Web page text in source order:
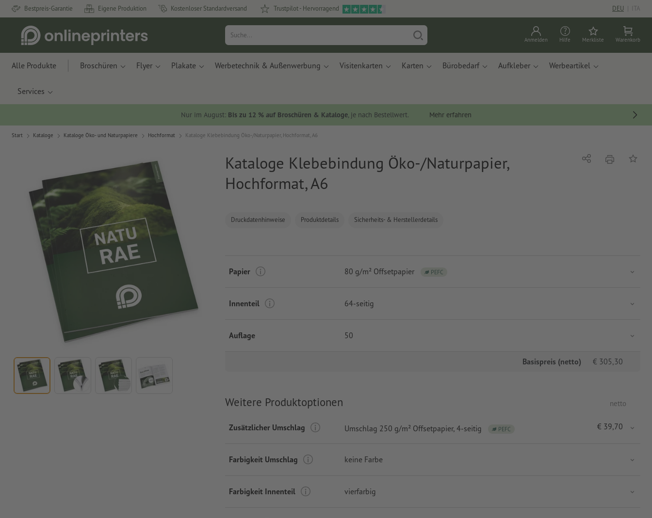
Bestpreis-Garantie Eigene Produktion Kostenloser Standardversand Trustpilot - Hervorragend DEU | ITA
Anmelden Hilfe Merkliste Warenkorb
Alle Produkte Broschüren Flyer Plakate Werbetechnik & Außenwerbung Visitenkarten Karten Bürobedarf Aufkleber Werbeartikel
Services
Nur im August: Bis zu 12 % auf Broschüren & Kataloge, je nach Bestellwert. Mehr erfahren
Start Kataloge Kataloge Öko- und Naturpapiere Hochformat Kataloge Klebebindung Öko-/Naturpapier, Hochformat, A6
Kataloge Klebebindung Öko-/Naturpapier,
Hochformat, A6
Druckdatenhinweise Produktdetails Sicherheits- & Herstellerdetails
Teilen DruckenAuf
Papier 80 g/m² Offsetpapier PEFC
Innenteil 64-seitig
Auflage 50
Basispreis (netto) € 305,30
Weitere Produktoptionen netto
Zusätzlicher Umschlag Umschlag 250 g/m² Offsetpapier, 4-seitig PEFC € 39,70
Farbigkeit Umschlag keine Farbe
Farbigkeit Innenteil vierfarbig